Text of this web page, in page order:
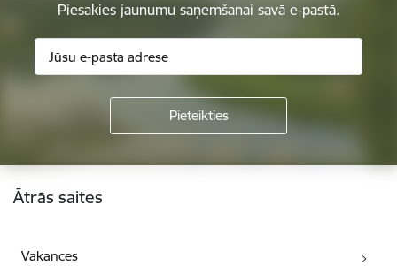
Piesakies jaunumu saņemšanai savā e-pastā.
Kājene
Ātrās saites
Vakances